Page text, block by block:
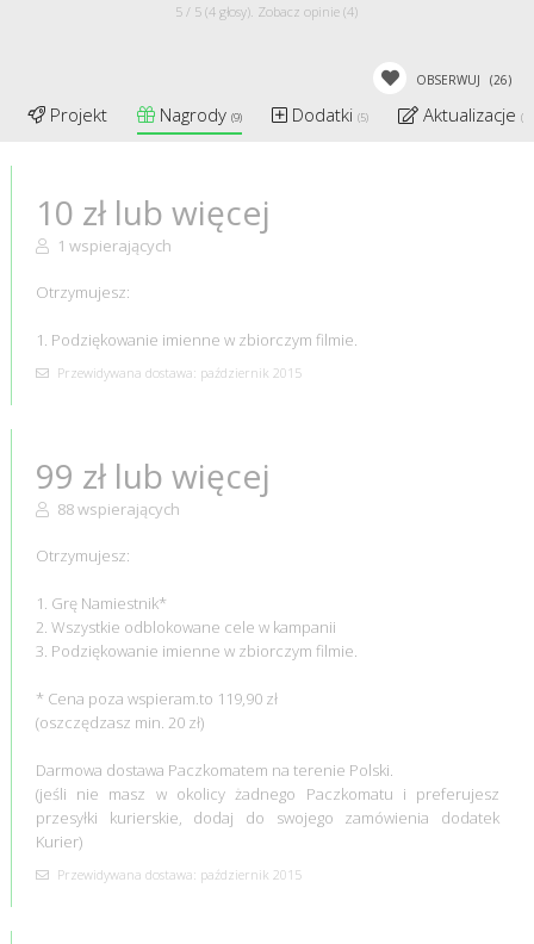
5 / 5 (4 głosy). Zobacz opinie (4)
OBSERWUJ (26)
Projekt Nagrody(9) Dodatki(5) Aktualizacje
10 zł lub więcej
1 wspierających
Otrzymujesz:
1. Podziękowanie imienne w zbiorczym filmie.
Przewidywana dostawa: październik 2015
99 zł lub więcej
88 wspierających
Otrzymujesz:
1. Grę Namiestnik*
2. Wszystkie odblokowane cele w kampanii
3. Podziękowanie imienne w zbiorczym filmie.
* Cena poza wspieram.to 119,90 zł
(oszczędzasz min. 20 zł)
Darmowa dostawa Paczkomatem na terenie Polski.
(jeśli nie masz w okolicy żadnego Paczkomatu i preferujesz
przesyłki kurierskie, dodaj do swojego zamówienia dodatek
Kurier)
Przewidywana dostawa: październik 2015